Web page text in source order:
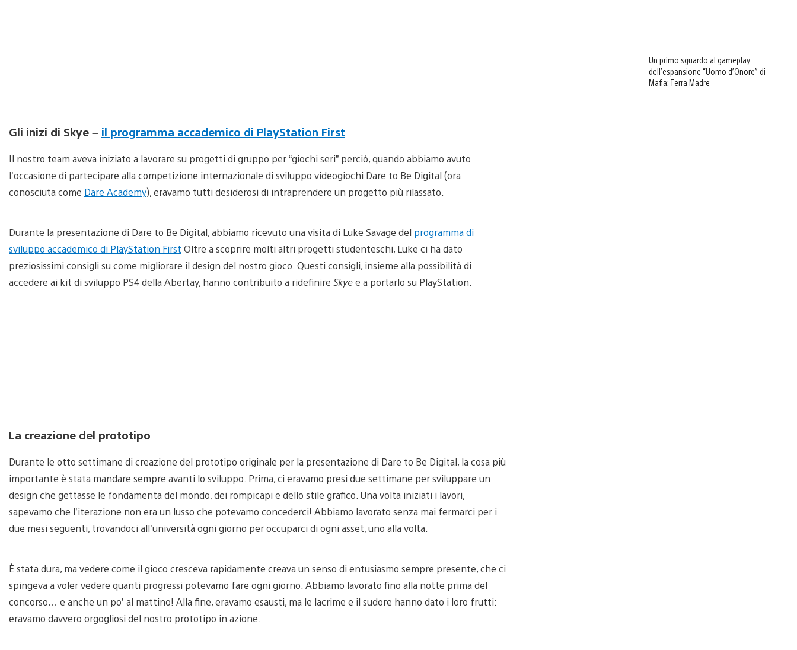
Gli inizi di Skye – il programma accademico di PlayStation First
Il nostro team aveva iniziato a lavorare su progetti di gruppo per “giochi seri” perciò, quando abbiamo avuto
l’occasione di partecipare alla competizione internazionale di sviluppo videogiochi Dare to Be Digital (ora
conosciuta come Dare Academy), eravamo tutti desiderosi di intraprendere un progetto più rilassato.
Durante la presentazione di Dare to Be Digital, abbiamo ricevuto una visita di Luke Savage del programma di
sviluppo accademico di PlayStation First Oltre a scoprire molti altri progetti studenteschi, Luke ci ha dato
preziosissimi consigli su come migliorare il design del nostro gioco. Questi consigli, insieme alla possibilità di
accedere ai kit di sviluppo PS4 della Abertay, hanno contribuito a ridefinire Skyee a portarlo su PlayStation.
La creazione del prototipo
Durante le otto settimane di creazione del prototipo originale per la presentazione di Dare to Be Digital, la cosa più
importante è stata mandare sempre avanti lo sviluppo. Prima, ci eravamo presi due settimane per sviluppare un
design che gettasse le fondamenta del mondo, dei rompicapi e dello stile grafico. Una volta iniziati i lavori,
sapevamo che l’iterazione non era un lusso che potevamo concederci! Abbiamo lavorato senza mai fermarci per i
due mesi seguenti, trovandoci all’università ogni giorno per occuparci di ogni asset, uno alla volta.
È stata dura, ma vedere come il gioco cresceva rapidamente creava un senso di entusiasmo sempre presente, che ci
spingeva a voler vedere quanti progressi potevamo fare ogni giorno. Abbiamo lavorato fino alla notte prima del
concorso… e anche un po’ al mattino! Alla fine, eravamo esausti, ma le lacrime e il sudore hanno dato i loro frutti:
eravamo davvero orgogliosi del nostro prototipo in azione.
Un primo sguardo al gameplay
dell’espansione “Uomo d’Onore” di
Mafia: Terra Madre